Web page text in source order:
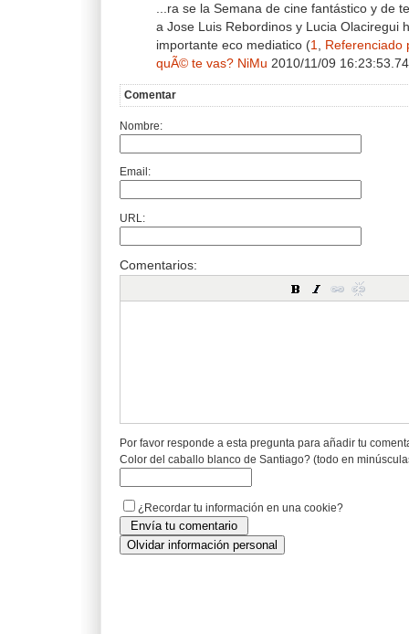
...ra se la Semana de cine fantástico y de
a Jose Luis Rebordinos y Lucia Olaciregui
importante eco mediatico (1, Referenciado
quÃ© te vas? NiMu 2010/11/09
Comentar
Nombre:
Email:
URL:
Comentarios:
Por favor responde a esta pregunta para añadir tu
Color del caballo blanco de Santiago? (todo en
¿Recordar tu información en una cookie?